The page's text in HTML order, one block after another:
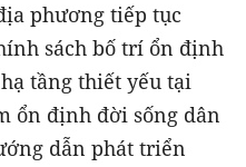
phương tiếp tục
sách bố trí ổn định
tầng thiết yếu tại
ổn định đời sống dân
dẫn phát triển